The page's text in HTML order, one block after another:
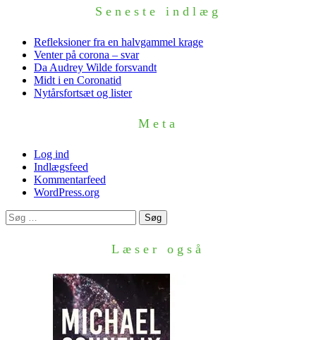
Seneste indlæg
Refleksioner fra en halvgammel krage
Venter på corona – svar
Da Audrey Wilde forsvandt
Midt i en Coronatid
Nytårsfortsæt og lister
Meta
Log ind
Indlægsfeed
Kommentarfeed
WordPress.org
Søg
efter:
Læser også